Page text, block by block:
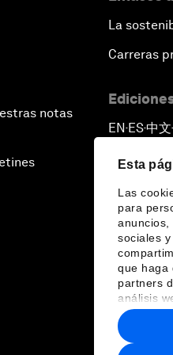
Esta
Las
para
anuncios,
sociales y
que haga
partners
análisis
haya
notas
La
Carreras
EN ▪ES▪中文▪